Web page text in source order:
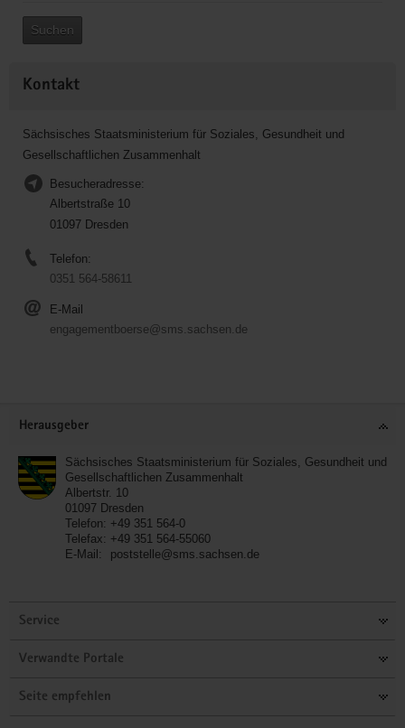
Suchen
Kontakt
Sächsisches Staatsministerium für Soziales, Gesundheit und
Gesellschaftlichen Zusammenhalt
Besucheradresse:
Albertstraße 10
01097 Dresden
Telefon:
0351 564-58611
E-Mail
engagementboerse@sms.sachsen.de
Herausgeber
Sächsisches Staatsministerium für Soziales, Gesundheit und
Gesellschaftlichen Zusammenhalt
Albertstr. 10
01097 Dresden
Telefon: +49 351 564-0
Telefax: +49 351 564-55060
E-Mail:
poststelle@sms.sachsen.de
Service
Verwandte Portale
Seite empfehlen